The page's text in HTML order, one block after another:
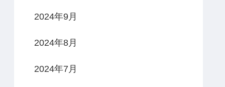
2024年9月
2024年8月
2024年7月